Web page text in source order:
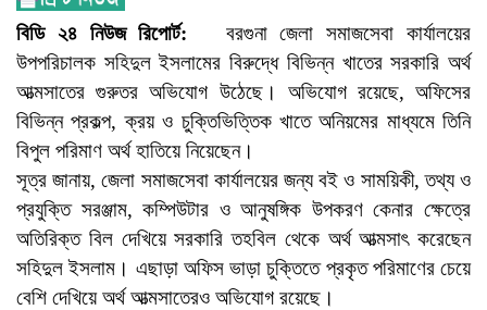
বিডি ২৪ নিউজ রিপোর্ট:
বরগুনা জেলা সমাজসেবা কার্যালয়ের
উপপরিচালক সহিদুল ইসলামের বিরুদ্ধে বিভিন্ন খাতের সরকারি অর্থ
আত্মসাতের গুরুতর অভিযোগ উঠেছে। অভিযোগ রয়েছে, অফিসের
বিভিন্ন প্রকল্প, ক্রয় ও চুক্তিভিত্তিক খাতে অনিয়মের মাধ্যমে তিনি
বিপুল পরিমাণ অর্থ হাতিয়ে নিয়েছেন।
সূত্র জানায়, জেলা সমাজসেবা কার্যালয়ের জন্য বই ও সাময়িকী, তথ্য ও
প্রযুক্তি সরঞ্জাম, কম্পিউটার ও আনুষঙ্গিক উপকরণ কেনার ক্ষেত্রে
অতিরিক্ত বিল দেখিয়ে সরকারি তহবিল থেকে অর্থ আত্মসাৎ করেছেন
সহিদুল ইসলাম। এছাড়া অফিস ভাড়া চুক্তিতে প্রকৃত পরিমাণের চেয়ে
বেশি দেখিয়ে অর্থ আত্মসাতেরও অভিযোগ রয়েছে।